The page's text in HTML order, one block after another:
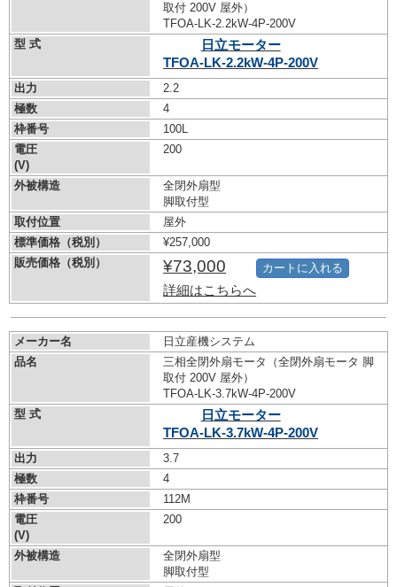
取付 200V 屋外）
TFOA-LK-2.2kW-4P-200V
型 式
日立モーター
TFOA-LK-2.2kW-4P-200V
出力
2.2
極数
4
枠番号
100L
電圧
(V)
200
外被構造
全閉外扇型
脚取付型
取付位置
屋外
標準価格（税別）
¥257,000
販売価格（税別）
¥73,000
詳細はこちらへ
カートに入れる
メーカー名
日立産機システム
品名
三相全閉外扇モータ（全閉外扇モータ 脚
取付 200V 屋外）
TFOA-LK-3.7kW-4P-200V
型 式
日立モーター
TFOA-LK-3.7kW-4P-200V
出力
3.7
極数
4
枠番号
112M
電圧
(V)
200
外被構造
全閉外扇型
脚取付型